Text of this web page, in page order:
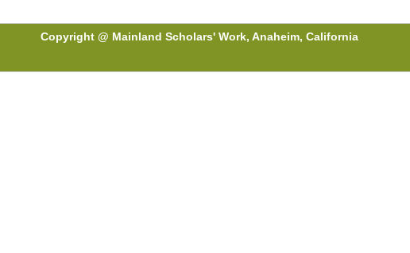
Copyright @ Mainland Scholars' Work, Anaheim, California